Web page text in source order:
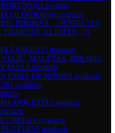
1 product
0 products
IDIOMAS…. JUGUETES
FRANCÉS, ALEMÁN,,,,0
113 products
MALETAS, BOLSOS,
MÁS.8 products
COSA DE NIÑOS3 products
385 products
COQUETTE1 product
CREEK0 products
PUZZLES0 products